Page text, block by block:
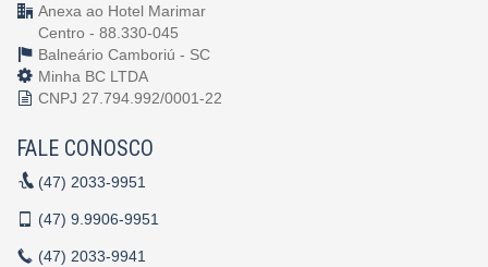
Anexa ao Hotel Marimar
Centro - 88.330-045
Balneário Camboriú - SC
Minha BC LTDA
CNPJ 27.794.992/0001-22
FALE CONOSCO
(47) 2033-9951
(47) 9.9906-9951
(47) 2033-9941